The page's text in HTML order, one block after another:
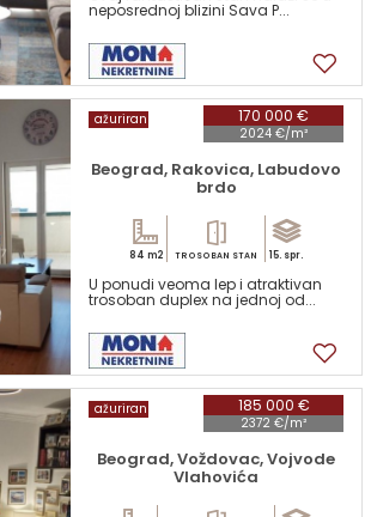
neposrednoj blizini Sava P...
170 000 €
2024 €/m²
ažuriran
Beograd, Rakovica, Labudovo
brdo
84 m2 TROSOBAN STAN 15. spr.
U ponudi veoma lep i atraktivan
trosoban duplex na jednoj od...
185 000 €
2372 €/m²
ažuriran
Beograd, Voždovac, Vojvode
Vlahovića